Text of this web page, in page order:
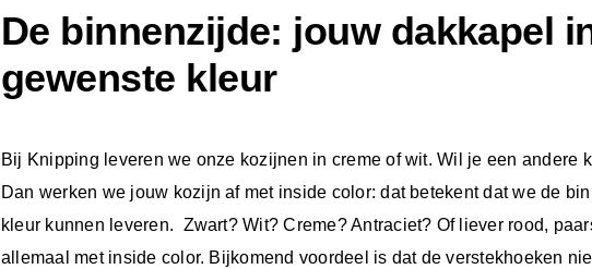
De binnenzijde: jouw dakkapel
gewenste kleur
Bij Knipping leveren we onze kozijnen in creme of wit. Wil je een andere
Dan werken we jouw kozijn af met inside color: dat betekent dat we de
kleur kunnen leveren. Zwart? Wit? Creme? Antraciet? Of liever rood,
allemaal met inside color. Bijkomend voordeel is dat de verstekhoeken